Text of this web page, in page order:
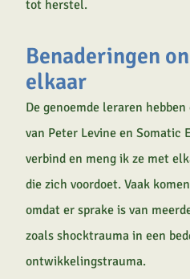
tot herstel.
Benaderingen
elkaar
De genoemde leraren
van Peter Levine en Somatic
verbind en meng ik ze met
die zich voordoet. Vaak
omdat er sprake is van
zoals shocktrauma in een
ontwikkelingstrauma.